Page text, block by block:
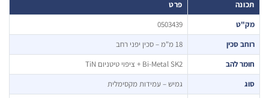
0503439
סכין
להב
Bi-Metal SK2 + ציפוי טיטניום TiN
גמיש – עמידות מקסימלית